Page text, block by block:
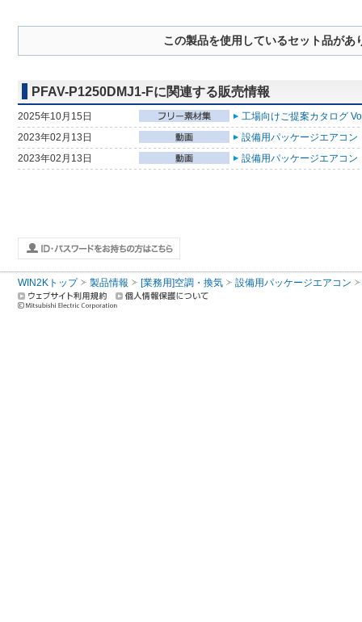
この製品を使用しているセット品があ
PFAV-P1250DMJ1-Fに関連する販売情報
2025年10月15日
工場向けご提案カタログ
2023年02月13日
設備用パッケージエアコ
2023年02月13日
設備用パッケージエアコ
WIN2Kトップ 製品情報 [業務用]空調・換気 設備用パッケージエアコン